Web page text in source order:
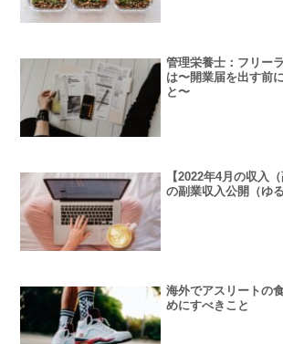
管理栄養士：フリー
は〜開業届を出す前
と〜
【2022年4月の収入
の副業収入公開（ゆ
海外でアスリートの
めにすべきこと